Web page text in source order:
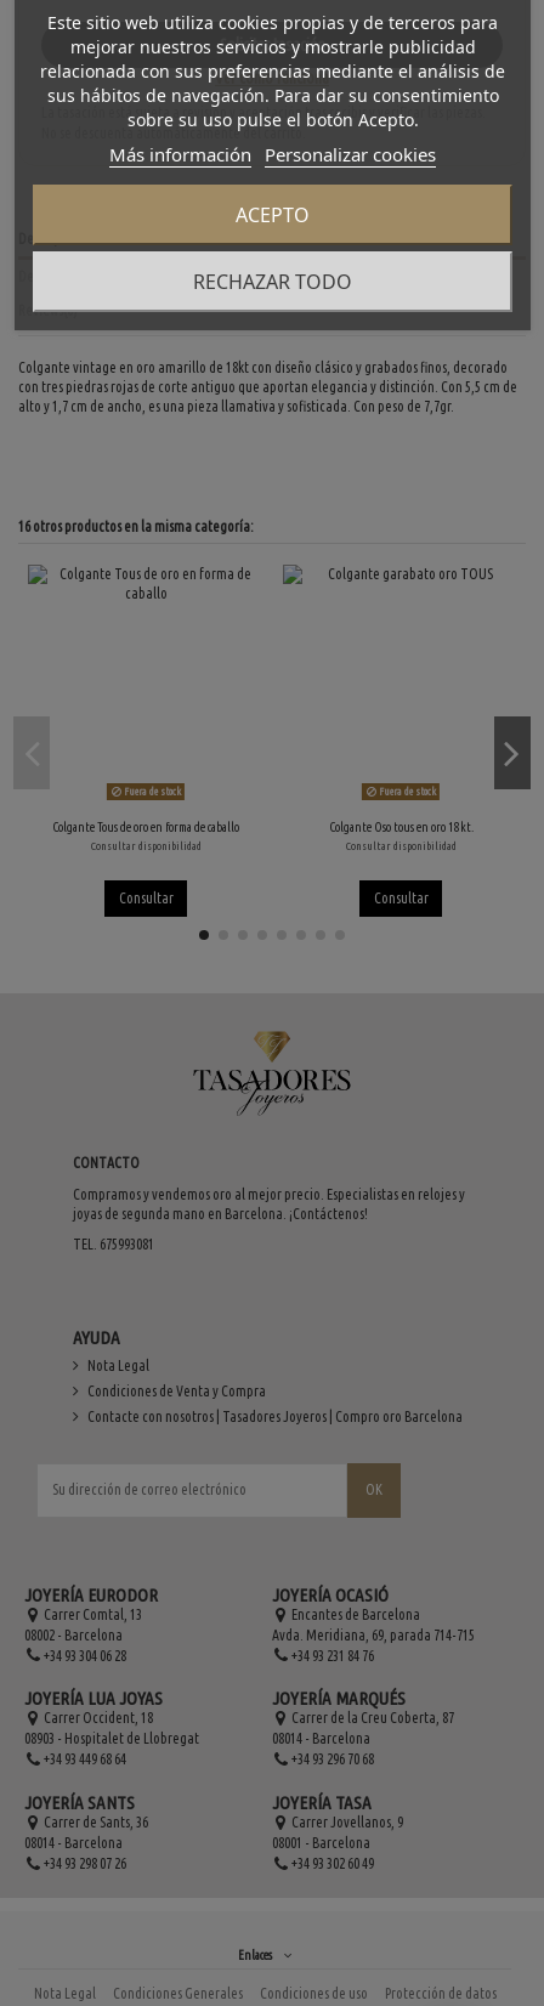
Solicitar tasación
Ver cómo funciona
La tasación está sujeta a revisión y aceptación tras recibir y verificar las piezas.
No se descuenta automáticamente del carrito.
Reviews(0)
Colgante vintage en oro amarillo de 18kt con diseño clásico y grabados finos, decorado
con tres piedras rojas de corte antiguo que aportan elegancia y distinción. Con 5,5 cm de
alto y 1,7 cm de ancho, es una pieza llamativa y sofisticada. Con peso de 7,7gr.
16 otros productos en la misma categoría:
Fuera de stock
Colgante Tous de oro en forma de caballo
Consultar disponibilidad
Consultar
Fuera de stock
Colgante Oso tous en oro 18kt.
Consultar disponibilidad
Consultar
CONTACTO
Compramos y vendemos oro al mejor precio. Especialistas en relojes y
joyas de segunda mano en Barcelona. ¡Contáctenos!
TEL. 675993081
AYUDA
Nota Legal
Condiciones de Venta y Compra
Contacte con nosotros | Tasadores Joyeros | Compro oro Barcelona
JOYERÍA EURODOR
Carrer Comtal, 13
08002 - Barcelona
+34 93 304 06 28
JOYERÍA LUA JOYAS
Carrer Occident, 18
08903 - Hospitalet de Llobregat
+34 93 449 68 64
JOYERÍA SANTS
Carrer de Sants, 36
08014 - Barcelona
+34 93 298 07 26
JOYERÍA OCASIÓ
Encantes de Barcelona
Avda. Meridiana, 69, parada 714-715
+34 93 231 84 76
JOYERÍA MARQUÉS
Carrer de la Creu Coberta, 87
08014 - Barcelona
+34 93 296 70 68
JOYERÍA TASA
Carrer Jovellanos, 9
08001 - Barcelona
+34 93 302 60 49
Enlaces
Nota Legal Condiciones Generales Condiciones de uso Protección de datos
Este sitio web utiliza cookies propias y de terceros para
mejorar nuestros servicios y mostrarle publicidad
relacionada con sus preferencias mediante el análisis de
sus hábitos de navegación. Para dar su consentimiento
sobre su uso pulse el botón Acepto.
Más información Personalizar cookies
RECHAZAR TODO
ACEPTO